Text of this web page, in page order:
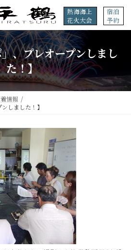
熱海海上
花火大会
宿泊
予約
」、プレオープンしまし
た！】
情報
しました！】